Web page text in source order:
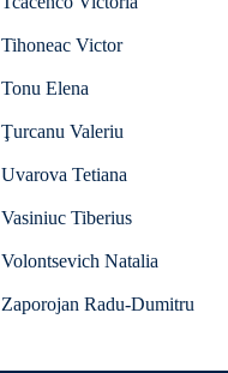
Tihoneac Victor
Tonu Elena
Ţurcanu Valeriu
Uvarova Tetiana
Vasiniuc Tiberius
Volontsevich Natalia
Zaporojan Radu-Dumitru